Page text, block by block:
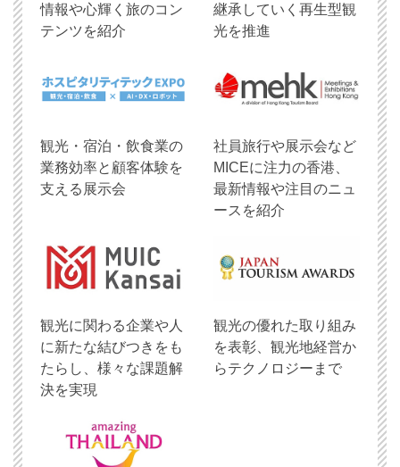
情報や心輝く旅のコン
テンツを紹介
継承していく再生型観
光を推進
観光・宿泊・飲食業の
業務効率と顧客体験を
支える展示会
社員旅行や展示会など
MICEに注力の香港、
最新情報や注目のニュ
ースを紹介
観光に関わる企業や人
に新たな結びつきをも
たらし、様々な課題解
決を実現
観光の優れた取り組み
を表彰、観光地経営か
らテクノロジーまで